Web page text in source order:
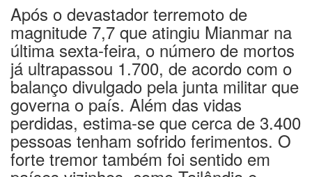
Após o devastador terremoto de
magnitude 7,7 que atingiu Mianmar na
última sexta-feira, o número de mortos
já ultrapassou 1.700, de acordo com o
balanço divulgado pela junta militar que
governa o país. Além das vidas
perdidas, estima-se que cerca de 3.400
pessoas tenham sofrido ferimentos. O
forte tremor também foi sentido em